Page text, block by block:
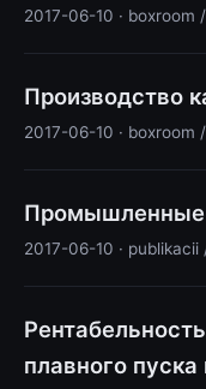
2017-06-10 · boxroom
Производство
2017-06-10 · boxroom
Промышленные
2017-06-10 · publikacii
плавного